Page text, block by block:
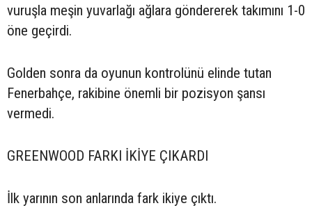
vuruşla meşin yuvarlağı ağlara göndererek takımını 1-0
öne geçirdi.
Golden sonra da oyunun kontrolünü elinde tutan
Fenerbahçe, rakibine önemli bir pozisyon şansı
vermedi.
GREENWOOD FARKI İKİYE ÇIKARDI
İlk yarının son anlarında fark ikiye çıktı.